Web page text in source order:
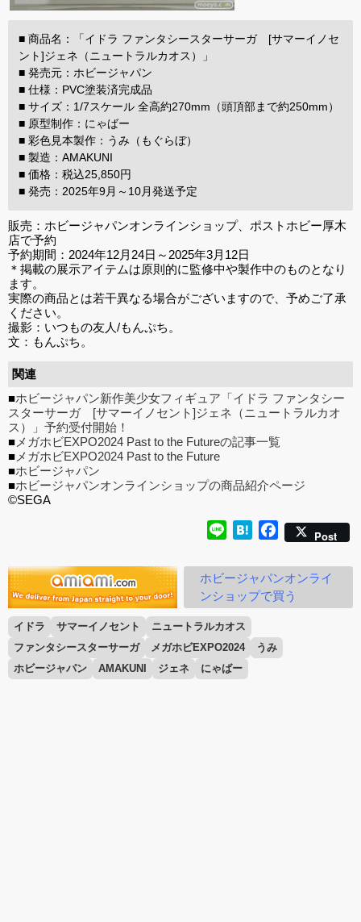
■ 商品名：「イドラ ファンタシースターサーガ [サマーイノセ
ント]ジェネ（ニュートラルカオス）」
■ 発売元：ホビージャパン
■ 仕様：PVC塗装済完成品
■ サイズ：1/7スケール 全高約270mm（頭頂部まで約250mm）
■ 原型制作：にゃばー
■ 彩色見本製作：うみ（もぐらぼ）
■ 製造：AMAKUNI
■ 価格：税込25,850円
■ 発売：2025年9月～10月発送予定
販売：ホビージャパンオンラインショップ、ポストホビー厚木
店で予約
予約期間：2024年12月24日～2025年3月12日
＊掲載の展示アイテムは原則的に監修中や製作中のものとなり
ます。
実際の商品とは若干異なる場合がございますので、予めご了承
ください。
撮影：いつもの友人/もんぷち。
文：もんぷち。
関連
■ホビージャパン新作美少女フィギュア「イドラ ファンタシー
スターサーガ [サマーイノセント]ジェネ（ニュートラルカオ
ス）」予約受付開始！
■ メガホビEXPO2024 Past to the Futureの記事一覧
■ メガホビEXPO2024 Past to the Future
■ホビージャパン
■ホビージャパンオンラインショップの商品紹介ページ
©SEGA
Line HatenaFacebook
Post
ホビージャパンオンライ
ンショップで買う
イドラ サマーイノセント
ニュートラルカオス
ファンタシースターサーガ
メガホビEXPO2024
うみ
ホビージャパン
AMAKUNI ジェネ にゃばー